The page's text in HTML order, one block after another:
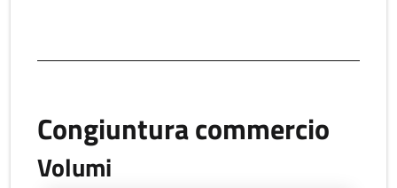
Congiuntura commercio
Volumi